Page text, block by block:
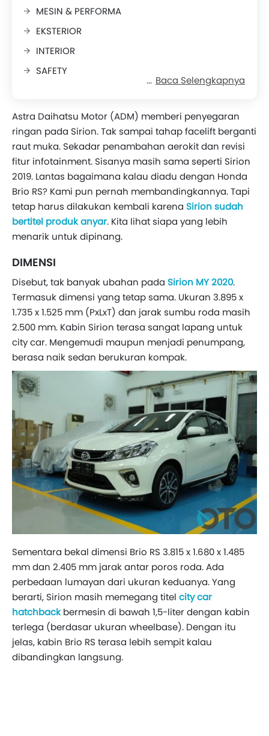
MESIN & PERFORMA
EKSTERIOR
INTERIOR
SAFETY
Baca Selengkapnya
Astra Daihatsu Motor (ADM) memberi penyegaran
ringan pada Sirion. Tak sampai tahap facelift berganti
raut muka. Sekadar penambahan aerokit dan revisi
fitur infotainment. Sisanya masih sama seperti Sirion
2019. Lantas bagaimana kalau diadu dengan Honda
Brio RS? Kami pun pernah membandingkannya. Tapi
tetap harus dilakukan kembali karena Sirion sudah
bertitel produk anyar. Kita lihat siapa yang lebih
menarik untuk dipinang.
DIMENSI
Disebut, tak banyak ubahan pada Sirion MY 2020.
Termasuk dimensi yang tetap sama. Ukuran 3.895 x
1.735 x 1.525 mm (PxLxT) dan jarak sumbu roda masih
2.500 mm. Kabin Sirion terasa sangat lapang untuk
city car. Mengemudi maupun menjadi penumpang,
berasa naik sedan berukuran kompak.
Sementara bekal dimensi Brio RS 3.815 x 1.680 x 1.485
mm dan 2.405 mm jarak antar poros roda. Ada
perbedaan lumayan dari ukuran keduanya. Yang
berarti, Sirion masih memegang titel city car
hatchbackbermesin di bawah 1,5-liter dengan kabin
terlega (berdasar ukuran wheelbase). Dengan itu
jelas, kabin Brio RS terasa lebih sempit kalau
dibandingkan langsung.